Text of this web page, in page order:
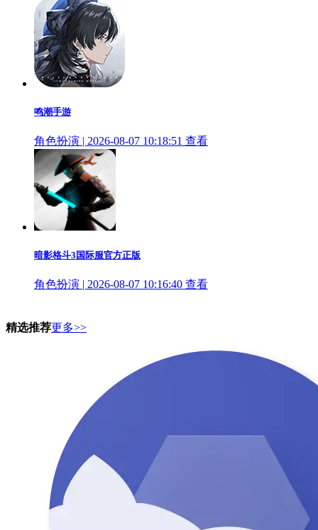
鸣潮手游
角色扮演 | 2026-08-07 10:18:51 查看
暗影格斗3国际服官方正版
角色扮演 | 2026-08-07 10:16:40 查看
精选推荐更多>>